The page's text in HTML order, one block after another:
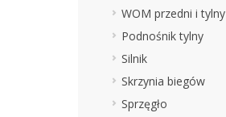
WOM przedni i tylny
Podnośnik tylny
Silnik
Skrzynia biegów
Sprzęgło